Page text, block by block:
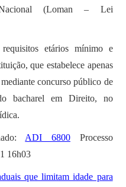
(Loman – Lei
etários mínimo e
que estabelece apenas
concurso público de
bacharel em Direito, no
ADI 6800Processo
16h03
que limitam idade para